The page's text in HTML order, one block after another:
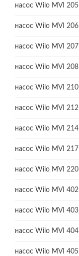
насос Wilo MVI 205
насос Wilo MVI 206
насос Wilo MVI 207
насос Wilo MVI 208
насос Wilo MVI 210
насос Wilo MVI 212
насос Wilo MVI 214
насос Wilo MVI 217
насос Wilo MVI 220
насос Wilo MVI 402
насос Wilo MVI 403
насос Wilo MVI 404
насос Wilo MVI 405